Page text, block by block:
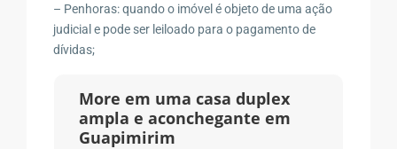
– Penhoras: quando o imóvel é objeto de uma ação
judicial e pode ser leiloado para o pagamento de
dívidas;
More em uma casa duplex
ampla e aconchegante em
Guapimirim